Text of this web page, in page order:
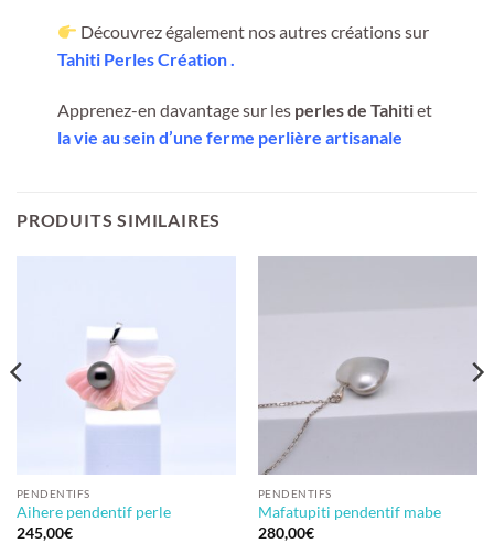
Découvrez également nos autres créations sur
Tahiti Perles Création.
Apprenez-en davantage sur les perles de Tahitiet
la vie au sein d’une ferme perlière artisanale
PRODUITS SIMILAIRES
PENDENTIFS
Aihere pendentif perle
245,00€
PENDENTIFS
Mafatupiti pendentif mabe
280,00€